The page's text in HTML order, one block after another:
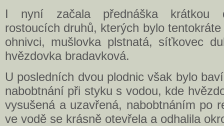
I nyní začala přednáška krátkou
rostoucích druhů, kterých bylo
ohnivci, mušlovka plstnatá, síťkovec
hvězdovka bradavková.
U posledních dvou plodnic však bylo
nabobtnání při styku s vodou, kde
vysušená a uzavřená, nabobtnáním po
ve vodě se krásně otevřela a odhalila